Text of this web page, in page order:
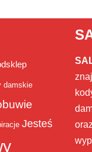
damskie
Jesteś